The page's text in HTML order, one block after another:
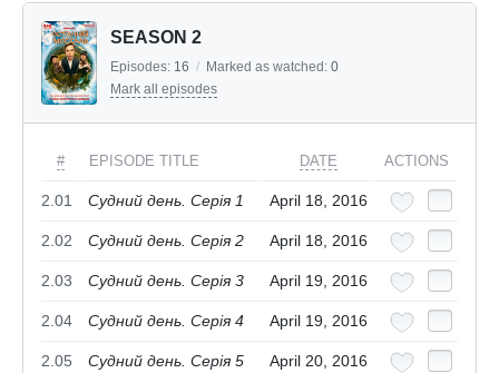
SEASON 2
Episodes: 16 / Marked as watched: 0
Mark all episodes
# EPISODE TITLE DATE ACTIONS
2.01 Судний день. Серія 1 April 18, 2016
2.02 Судний день. Серія 2 April 18, 2016
2.03 Судний день. Серія 3 April 19, 2016
2.04 Судний день. Серія 4 April 19, 2016
2.05 Судний день. Серія 5 April 20, 2016